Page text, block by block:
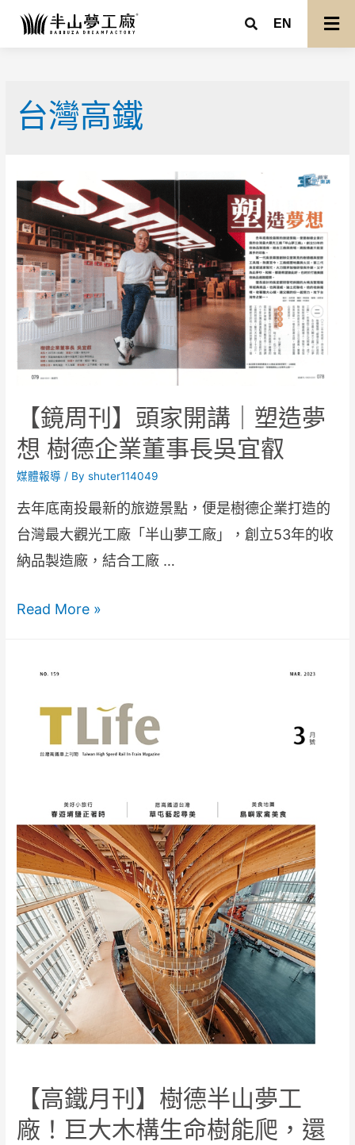
EN
台灣高鐵
【鏡周刊】頭家開講｜塑造夢
想 樹德企業董事長吳宜叡
媒體報導 / Byshuter114049
去年底南投最新的旅遊景點，便是樹德企業打造的
台灣最大觀光工廠「半山夢工廠」，創立53年的收
納品製造廠，結合工廠 …
Read More »
【高鐵月刊】樹德半山夢工
廠！巨大木構生命樹能爬，還